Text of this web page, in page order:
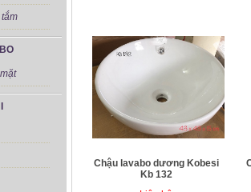
Chậu lavabo dương Kobesi
Kb 132